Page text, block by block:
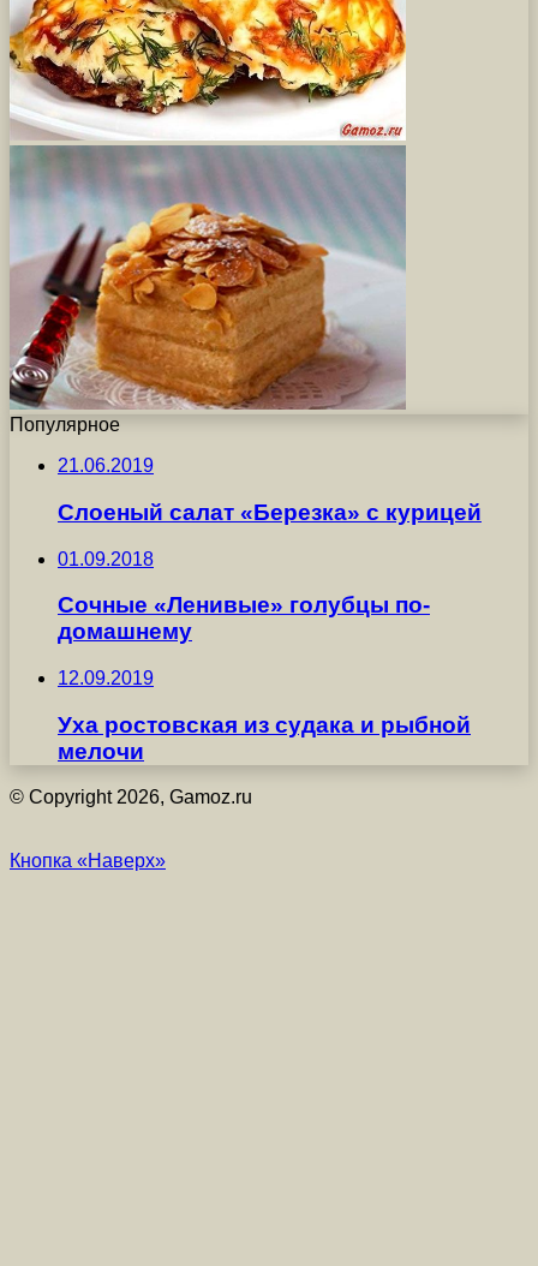
Популярное
21.06.2019
Слоеный салат «Березка» с курицей
01.09.2018
Сочные «Ленивые» голубцы по-
домашнему
12.09.2019
Уха ростовская из судака и рыбной
мелочи
© Copyright 2026, Gamoz.ru
Кнопка «Наверх»